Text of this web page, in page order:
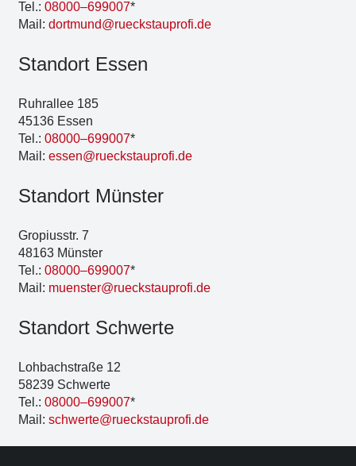
Tel.: 08000–699007*
Mail: dortmund@rueckstauprofi.de
Stand­ort Essen
Ruhr­al­lee 185
45136 Essen
Tel.: 08000–699007*
Mail: essen@rueckstauprofi.de
Stand­ort Müns­ter
Gro­pi­us­str. 7
48163 Müns­ter
Tel.: 08000–699007*
Mail: muenster@rueckstauprofi.de
Stand­ort Schwer­te
Loh­bach­stra­ße 12
58239 Schwer­te
Tel.: 08000–699007*
Mail: schwerte@rueckstauprofi.de